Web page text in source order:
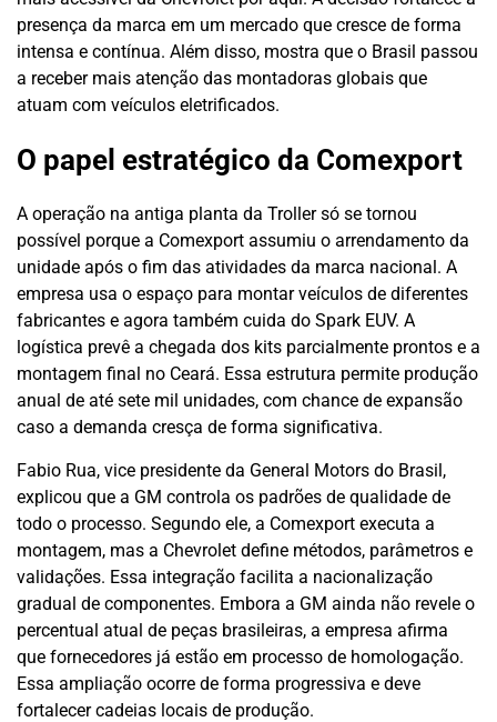
presença da marca em um mercado que cresce de forma
intensa e contínua. Além disso, mostra que o Brasil passou
a receber mais atenção das montadoras globais que
atuam com veículos eletrificados.
O papel estratégico da Comexport
A operação na antiga planta da Troller só se tornou
possível porque a Comexport assumiu o arrendamento da
unidade após o fim das atividades da marca nacional. A
empresa usa o espaço para montar veículos de diferentes
fabricantes e agora também cuida do Spark EUV. A
logística prevê a chegada dos kits parcialmente prontos e a
montagem final no Ceará. Essa estrutura permite produção
anual de até sete mil unidades, com chance de expansão
caso a demanda cresça de forma significativa.
Fabio Rua, vice presidente da General Motors do Brasil,
explicou que a GM controla os padrões de qualidade de
todo o processo. Segundo ele, a Comexport executa a
montagem, mas a Chevrolet define métodos, parâmetros e
validações. Essa integração facilita a nacionalização
gradual de componentes. Embora a GM ainda não revele o
percentual atual de peças brasileiras, a empresa afirma
que fornecedores já estão em processo de homologação.
Essa ampliação ocorre de forma progressiva e deve
fortalecer cadeias locais de produção.